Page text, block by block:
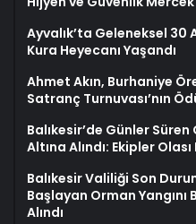
Ayvalık’ta Geleneksel 30
Kura Heyecanı Yaşandı
Ahmet Akın, Burhaniye
Satranç Turnuvası’nın
Balıkesir’de Günler
Altına Alındı: Ekipler
Balıkesir Valiliği Son
Başlayan Orman
Alındı